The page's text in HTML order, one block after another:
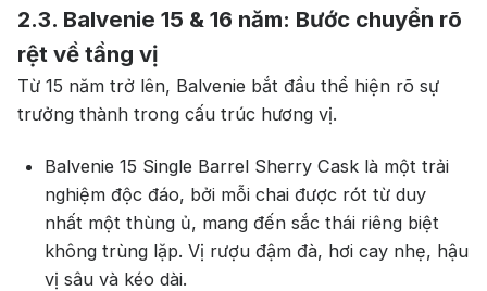
2.3. Balvenie 15 & 16 năm: Bước chuyển rõ
rệt về tầng vị
Từ 15 năm trở lên, Balvenie bắt đầu thể hiện rõ sự
trưởng thành trong cấu trúc hương vị.
Balvenie 15 Single Barrel Sherry Cask là một trải
nghiệm độc đáo, bởi mỗi chai được rót từ duy
nhất một thùng ủ, mang đến sắc thái riêng biệt
không trùng lặp. Vị rượu đậm đà, hơi cay nhẹ, hậu
vị sâu và kéo dài.